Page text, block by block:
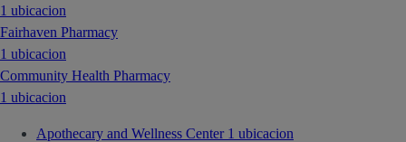
1 ubicacion
Fairhaven Pharmacy
1 ubicacion
Community Health Pharmacy
1 ubicacion
Apothecary and Wellness Center 1 ubicacion